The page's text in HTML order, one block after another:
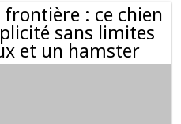
frontière : ce chien
sans limites
et un hamster